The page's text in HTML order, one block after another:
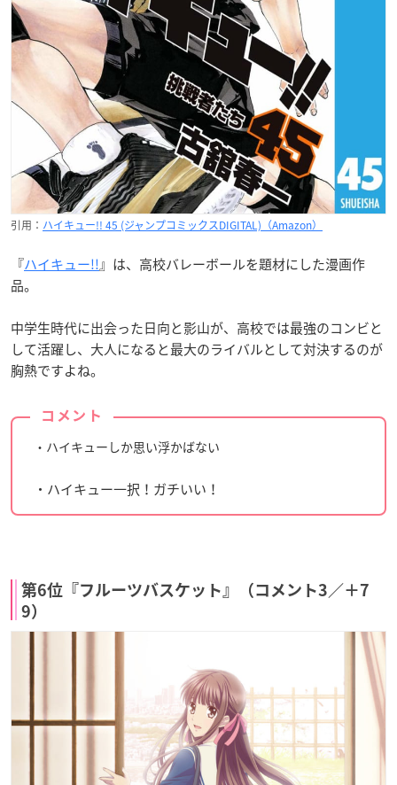
引用： ハイキュー!! 45 (ジャンプコミックスDIGITAL)（Amazon）
『ハイキュー!!』は、高校バレーボールを題材にした漫画作
品。
中学生時代に出会った日向と影山が、高校では最強のコンビと
して活躍し、大人になると最大のライバルとして対決するのが
胸熱ですよね。
コメント
・ハイキューしか思い浮かばない
・ハイキュー一択！ガチいい！
第6位『フルーツバスケット』（コメント3／＋7
9）